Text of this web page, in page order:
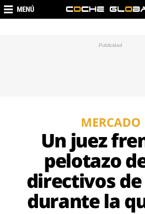
MENÚ
MERCADO
Un juez
pelotazo
directivos
durante la